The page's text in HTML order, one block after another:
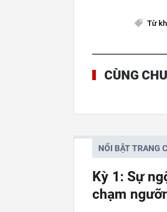
Từ
CÙNG
NỔI BẬT TRANG
Kỳ 1: Sự
chạm